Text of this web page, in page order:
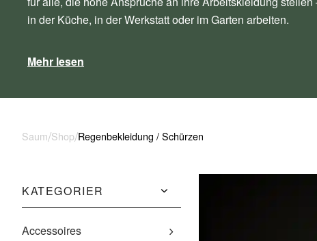
in der Küche, in der Werkstatt oder im Garten arbeiten.
Mehr lesen
Saum/Shop/Regenbekleidung /Schürzen
KATEGORIER
Accessoires